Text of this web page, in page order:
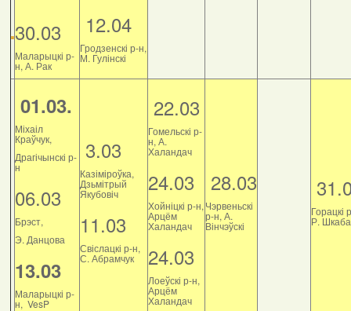
30.03
Маларыцкі р-
н, А. Рак
12.04
Гродзенскі р-н,
М. Гулінскі
01.03.
Міхаіл
Краўчук,
Драгічынскі р-
н
06.03
Брэст,
Э. Данцова
13.03
Маларыцкі р-
н, VesP
3.03
Казіміроўка,
Дзьмітрый
Якубовіч
11.03
Свіслацкі р-н,
С. Абрамчук
22.03
Гомельскі р-
н, А.
Халандач
24.03
Хойніцкі р-н,
Арцём
Халандач
24.03
Лоеўскі р-н,
Арцём
Халандач
28.03
Чэрвеньскі
р-н, А.
Вінчэўскі
Горацкі
Р.